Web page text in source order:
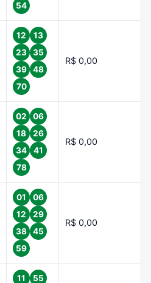
54
12
13
23
35
39
48
70
R$ 0,00
02
06
18
26
34
41
78
R$ 0,00
01
06
12
29
38
45
59
R$ 0,00
11 55